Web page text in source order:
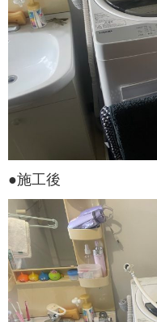
●施工後